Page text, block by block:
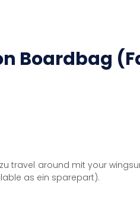
Boardbag
travel around mit your
as ein sparepart).